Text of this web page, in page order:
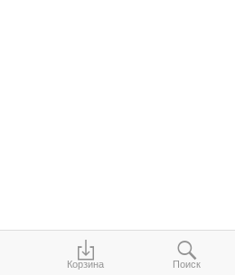
Корзина Поиск